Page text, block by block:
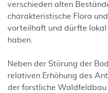
verschieden alten
charakteristische Flora
vorteilhaft und dürfte
haben.
Neben der Störung der
relativen Erhöhung des
der forstliche Waldfeldbau